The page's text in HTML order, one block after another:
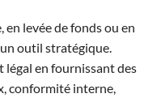
en levée de fonds ou en
outil stratégique.
légal en fournissant des
conformité interne,